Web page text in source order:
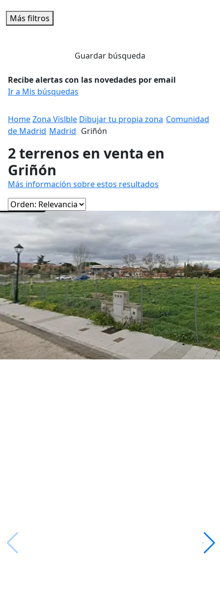
Más filtros
Guardar búsqueda
Recibe alertas con las novedades por email
Ir a Mis búsquedas
HomeZona Vislble Dibujar tu propia zona Comunidad
de Madrid Madrid Griñón
2 terrenos en venta en
Griñón
Más información sobre estos resultados